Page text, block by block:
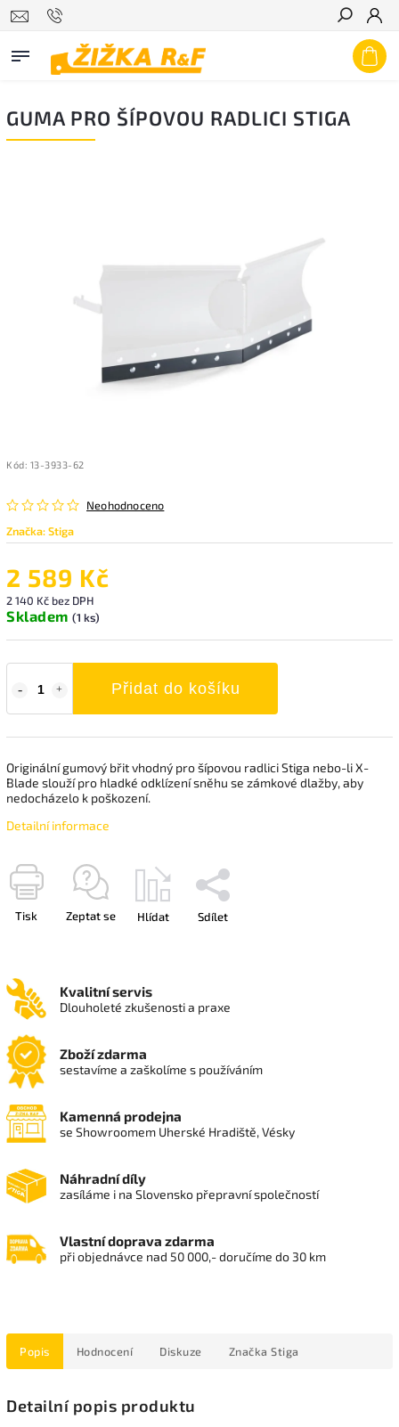
Hledat
GUMA PRO ŠÍPOVOU RADLICI STIGA
Kód: 13-3933-62
Neohodnoceno
Značka:Stiga
2 589 Kč
2 140 Kč bez DPH
Skladem (1 ks)
Přidat do košíku
Originální gumový břit vhodný pro šípovou radlici Stiga nebo-li X-
Blade slouží pro hladké odklízení sněhu se zámkové dlažby, aby
nedocházelo k poškození.
Detailní informace
Tisk Zeptat se Hlídat Sdílet
Kvalitní servis
Dlouholeté zkušenosti a praxe
Zboží zdarma
sestavíme a zaškolíme s používáním
Kamenná prodejna
se Showroomem Uherské Hradiště, Vésky
Náhradní díly
zasíláme i na Slovensko přepravní společností
Vlastní doprava zdarma
při objednávce nad 50 000,- doručíme do 30 km
Popis Hodnocení Diskuze Značka Stiga
Detailní popis produktu